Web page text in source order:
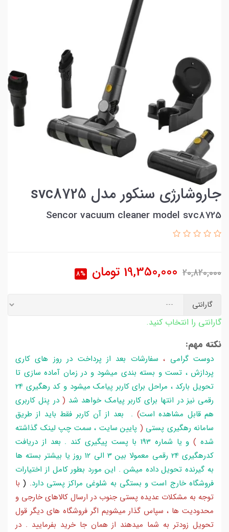
جاروشارژی سنکور مدل svc8725
Sencor vacuum cleaner model svc8725
20,820,000
19,350,000 تومان 8%
گارانتی
گارانتی را انتخاب کنید.
نکته مهم:
دوست گرامی ،سفارشات بعد از پرداخت در روز های کاری
پردازش ، تست و بسته بندی میشود و در زمان آماده سازی تا
تحویل بارکد ، مراحل برای کاربر پیامک میشود و کد رهگیری 24
رقمی نیز در انتها برای کاربر پیامک خواهد شد ( در پنل کاربری
هم قابل مشاهده است) . بعد از آن کاربر فقط باید از طریق
سامانه رهگیری پستی ( پایین سایت ، سمت چپ لینک گذاشته
شده )
و یا شماره 193 با پست پیگیری کند . بعد از دریافت
کدرهگیری 24 رقمی معمولا بین 3 الی 12 روز یا بیشتر بسته ها
به گیرنده تحویل داده میشن . این مورد بطور کامل از اختیارات
فروشگاه خارج است و بستگی به شلوغی مراکز پستی دارد.
(با
توجه به مشکلات عدیده پستی جنوب در ارسال کالاهای خارجی و
محدودیت ها ، سپاس گذار میشویم اگر فروشگاه های دیگر قول
تحویل زودتر به شما میدهند از همان جا خرید بفرمایید . در